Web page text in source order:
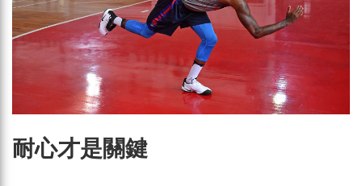
耐心才是關鍵